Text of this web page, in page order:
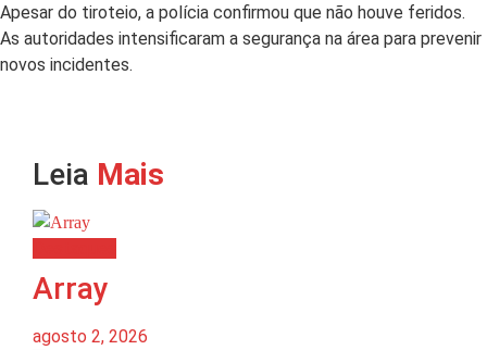
Apesar do tiroteio, a polícia confirmou que não houve feridos.
As autoridades intensificaram a segurança na área para prevenir
novos incidentes.
Leia Mais
Array
agosto 2, 2026